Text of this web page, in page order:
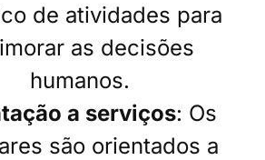
de atividades para
as decisões
humanos.
a serviços: Os
são orientados a